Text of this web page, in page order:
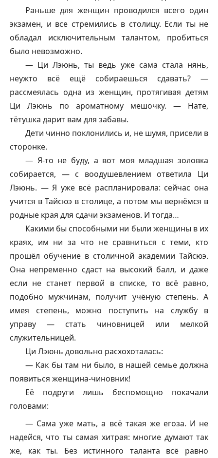
Раньше для женщин проводился всего один
экзамен, и все стремились в столицу. Если ты не
обладал исключительным талантом, пробиться
было невозможно.
— Ци Лэюнь, ты ведь уже сама стала нянь,
неужто всё ещё собираешься сдавать? —
рассмеялась одна из женщин, протягивая детям
Ци Лэюнь по ароматному мешочку. — Нате,
тётушка дарит вам для забавы.
Дети чинно поклонились и, не шумя, присели в
сторонке.
— Я-то не буду, а вот моя младшая золовка
собирается, — с воодушевлением ответила Ци
Лэюнь. — Я уже всё распланировала: сейчас она
учится в Тайсюэ в столице, а потом мы вернёмся в
родные края для сдачи экзаменов. И тогда…
Какими бы способными ни были женщины в их
краях, им ни за что не сравниться с теми, кто
прошёл обучение в столичной академии Тайсюэ.
Она непременно сдаст на высокий балл, и даже
если не станет первой в списке, то всё равно,
подобно мужчинам, получит учёную степень. А
имея степень, можно поступить на службу в
управу — стать чиновницей или мелкой
служительницей.
Ци Лэюнь довольно расхохоталась:
— Как бы там ни было, в нашей семье должна
появиться женщина-чиновник!
Её подруги лишь беспомощно покачали
головами:
— Сама уже мать, а всё такая же егоза. И не
надейся, что ты самая хитрая: многие думают так
же, как ты. Без истинного таланта всё равно